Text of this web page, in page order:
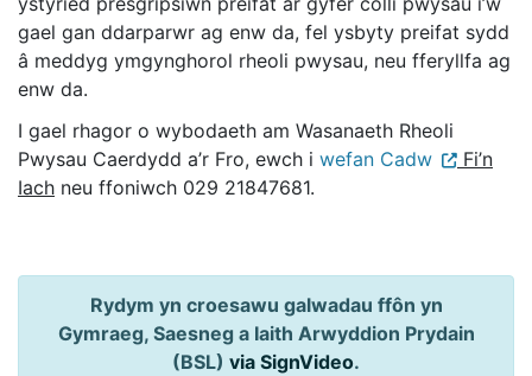
gael gan ddarparwr ag enw da, fel ysbyty preifat sydd
â meddyg ymgynghorol rheoli pwysau, neu fferyllfa ag
enw da.
I gael rhagor o wybodaeth am Wasanaeth Rheoli
Pwysau Caerdydd a’r Fro, ewch i wefan Cadw
Fi’n
Iach neu ffoniwch 029 21847681.
Rydym yn croesawu galwadau ffôn yn
Gymraeg, Saesneg a Iaith Arwyddion Prydain
(BSL) via SignVideo.